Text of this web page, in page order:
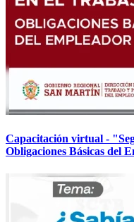
Capacitación virtual -
Obligaciones Básicas del